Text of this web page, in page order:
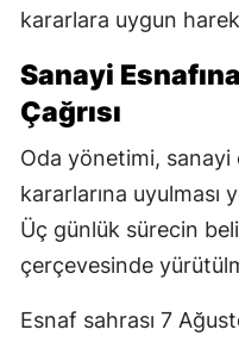
kararlara uygun
Sanayi
Çağrısı
Oda yönetimi, sanayi
kararlarına uyulması
Üç günlük sürecin
çerçevesinde
Esnaf sahrası 7